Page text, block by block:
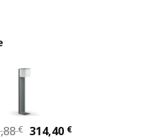
€ Le
314,40 €Le